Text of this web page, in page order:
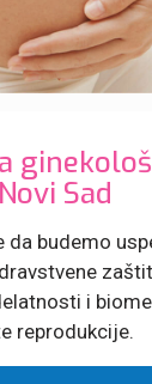
Sad
da budemo
i
reprodukcije.